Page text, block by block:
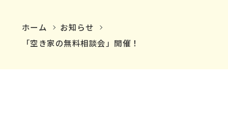
ホーム
お知らせ
「空き家の無料相談会」開催！